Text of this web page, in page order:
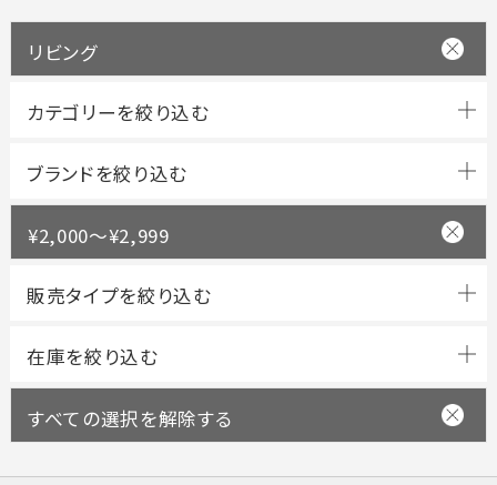
リビング
ブランドを絞り込む
¥2,000～¥2,999
すべての選択を解除する